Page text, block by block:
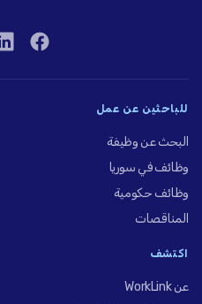
للباحثين عن عمل
البحث عن وظيفة
وظائف في سوريا
وظائف حكومية
المناقصات
اكتشف
عن WorkLink